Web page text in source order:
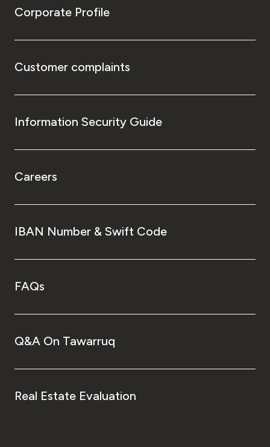
Corporate Profile
Customer complaints
Information Security Guide
Careers
IBAN Number & Swift Code
FAQs
Q&A On Tawarruq
Real Estate Evaluation